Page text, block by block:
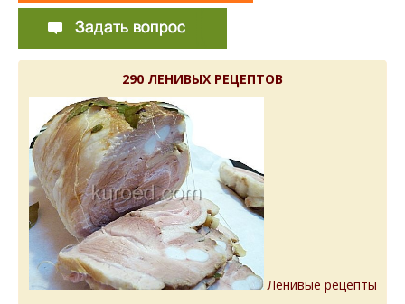
290 ЛЕНИВЫХ РЕЦЕПТОВ
Ленивые рецепты